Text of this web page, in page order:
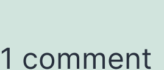
1 comment